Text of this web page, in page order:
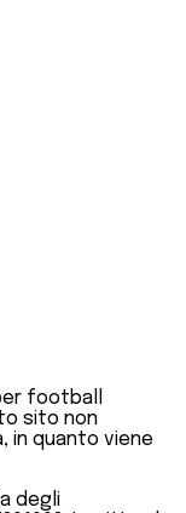
football
sito non
in quanto viene
degli